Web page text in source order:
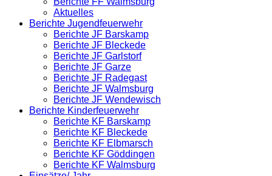
Aktuelles
Berichte Jugendfeuerwehr
Berichte JF Barskamp
Berichte JF Bleckede
Berichte JF Garlstorf
Berichte JF Garze
Berichte JF Radegast
Berichte JF Walmsburg
Berichte JF Wendewisch
Berichte Kinderfeuerwehr
Berichte KF Barskamp
Berichte KF Bleckede
Berichte KF Elbmarsch
Berichte KF Göddingen
Berichte KF Walmsburg